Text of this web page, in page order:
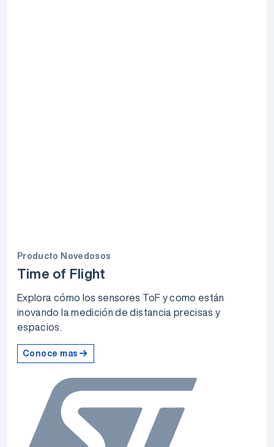
Producto Novedosos
Time of Flight
Explora cómo los sensores ToF y como están
inovando la medición de distancia precisas y
espacios.
Conoce mas